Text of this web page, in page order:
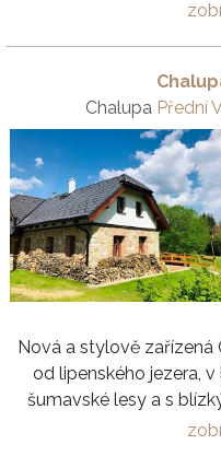
Chalupa Přední
Nová a stylově zařízená
od lipenského jezera,
šumavské lesy a s